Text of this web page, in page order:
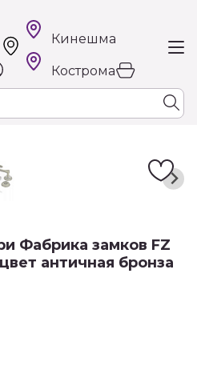
Кинешма
Кострома
Фабрика замков FZ
античная бронза